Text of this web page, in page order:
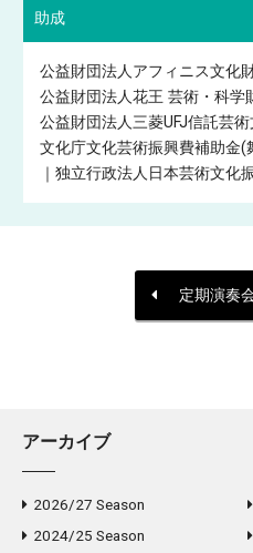
助成
公益財団法人アフィニス文化
公益財団法人花王 芸術・科学
公益財団法人三菱UFJ信託芸
文化庁文化芸術振興費補助金
｜独立行政法人日本芸術文化
定期演奏
アーカイブ
2026/27 Season
2024/25 Season